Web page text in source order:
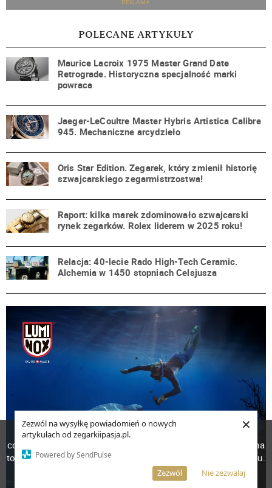
Zezwól na wysyłkę powiadomień o nowych
artykułach od zegarkiipasja.pl.
Powered by SendPulse
Nie zezwalaj
Zezwól
×
POLECANE ARTYKUŁY
Maurice Lacroix 1975 Master Grand Date
Retrograde. Historyczna specjalność marki
powraca
Jaeger-LeCoultre Master Hybris Artistica Calibre
945. Mechaniczne arcydzieło
Oris Star Edition. Zegarek, który zmienił historię
szwajcarskiego zegarmistrzostwa!
Raport: kilka marek zdominowało szwajcarski
rynek zegarków. Rolex liderem w 2025 roku!
Relacja: 40-lecie Rado High-Tech Ceramic.
Alchemia w 1450 stopniach Celsjusza
W celu poprawienia jakości usług korzystamy z plików
cookies. Pozostanie na stronie oznacza, iż wyrażasz zgodę na
to, że pliki cookies będą przechowywane w Twoim urządzeniu.
Więcej informacji